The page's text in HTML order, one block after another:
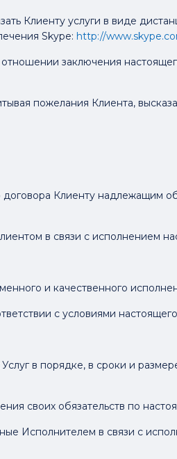
Клиенту услуги в виде
Skype: http://
заключения
пожелания Клиента,
Клиенту надлежащим
в связи с исполнением
и качественного
с условиями
в порядке, в сроки и
своих обязательств по
Исполнителем в связи с